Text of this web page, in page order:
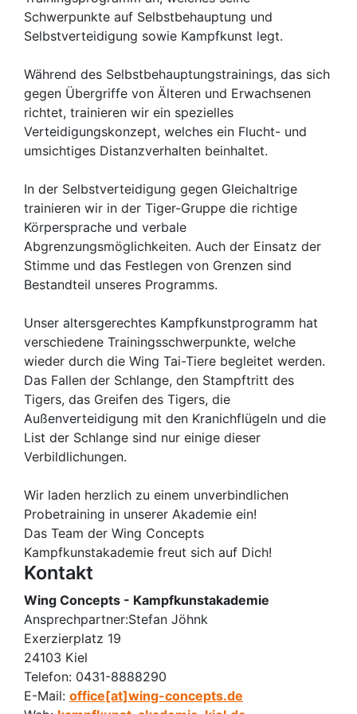
Schwerpunkte auf Selbstbehauptung und
Selbstverteidigung sowie Kampfkunst legt.
Während des Selbstbehauptungstrainings, das sich
gegen Übergriffe von Älteren und Erwachsenen
richtet, trainieren wir ein spezielles
Verteidigungskonzept, welches ein Flucht- und
umsichtiges Distanzverhalten beinhaltet.
In der Selbstverteidigung gegen Gleichaltrige
trainieren wir in der Tiger-Gruppe die richtige
Körpersprache und verbale
Abgrenzungsmöglichkeiten. Auch der Einsatz der
Stimme und das Festlegen von Grenzen sind
Bestandteil unseres Programms.
Unser altersgerechtes Kampfkunstprogramm hat
verschiedene Trainingsschwerpunkte, welche
wieder durch die Wing Tai-Tiere begleitet werden.
Das Fallen der Schlange, den Stampftritt des
Tigers, das Greifen des Tigers, die
Außenverteidigung mit den Kranichflügeln und die
List der Schlange sind nur einige dieser
Verbildlichungen.
Wir laden herzlich zu einem unverbindlichen
Probetraining in unserer Akademie ein!
Das Team der Wing Concepts
Kampfkunstakademie freut sich auf Dich!
Kontakt
Wing Concepts - Kampfkunstakademie
Ansprechpartner:Stefan Jöhnk
Exerzierplatz 19
24103 Kiel
Telefon: 0431-8888290
E-Mail: office[at]wing-concepts.de